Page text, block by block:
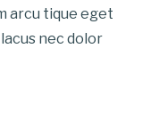
arcu tique eget
nec dolor